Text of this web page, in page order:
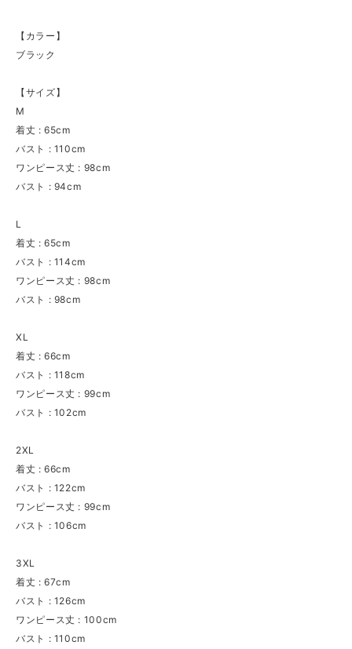
【カラー】
ブラック
【サイズ】
M
着丈 : 65cm
バスト : 110cm
ワンピース丈 : 98cm
バスト : 94cm
L
着丈 : 65cm
バスト : 114cm
ワンピース丈 : 98cm
バスト : 98cm
XL
着丈 : 66cm
バスト : 118cm
ワンピース丈 : 99cm
バスト : 102cm
2XL
着丈 : 66cm
バスト : 122cm
ワンピース丈 : 99cm
バスト : 106cm
3XL
着丈 : 67cm
バスト : 126cm
ワンピース丈 : 100cm
バスト : 110cm